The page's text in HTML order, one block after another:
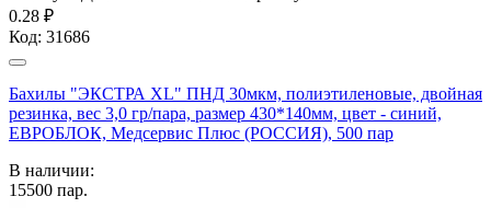
0.28 ₽
Код: 31686
Бахилы "ЭКСТРА XL" ПНД 30мкм, полиэтиленовые, двойная
резинка, вес 3,0 гр/пара, размер 430*140мм, цвет - синий,
ЕВРОБЛОК, Медсервис Плюс (РОССИЯ), 500 пар
В наличии:
15500 пар.